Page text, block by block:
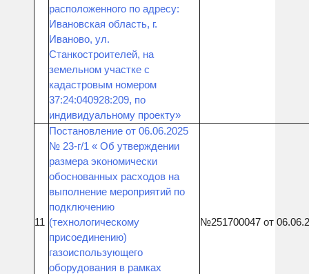
расположенного по адресу:
Ивановская область, г.
Иваново, ул.
Станкостроителей, на
земельном участке с
кадастровым номером
37:24:040928:209, по
индивидуальному проекту»
11
Постановление от 06.06.2025
№ 23-г/1 « Об утверждении
размера экономически
обоснованных расходов на
выполнение мероприятий по
подключению
(технологическому
присоединению)
газоиспользующего
оборудования в рамках
№251700047 от